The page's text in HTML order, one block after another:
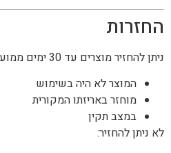
החזרות
ניתן להחזיר מוצרים עד 30 ימים ממועד קבלתם, בתנאים הבאים:
המוצר לא היה בשימוש
מוחזר באריזתו המקורית
במצב תקין
לא ניתן להחזיר: